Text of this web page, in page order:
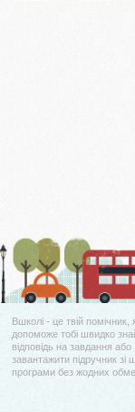
Вшколі - це твій помічник,
допоможе тобі швидко
відповідь на завдання або
завантажити підручник зі
програми без жодних